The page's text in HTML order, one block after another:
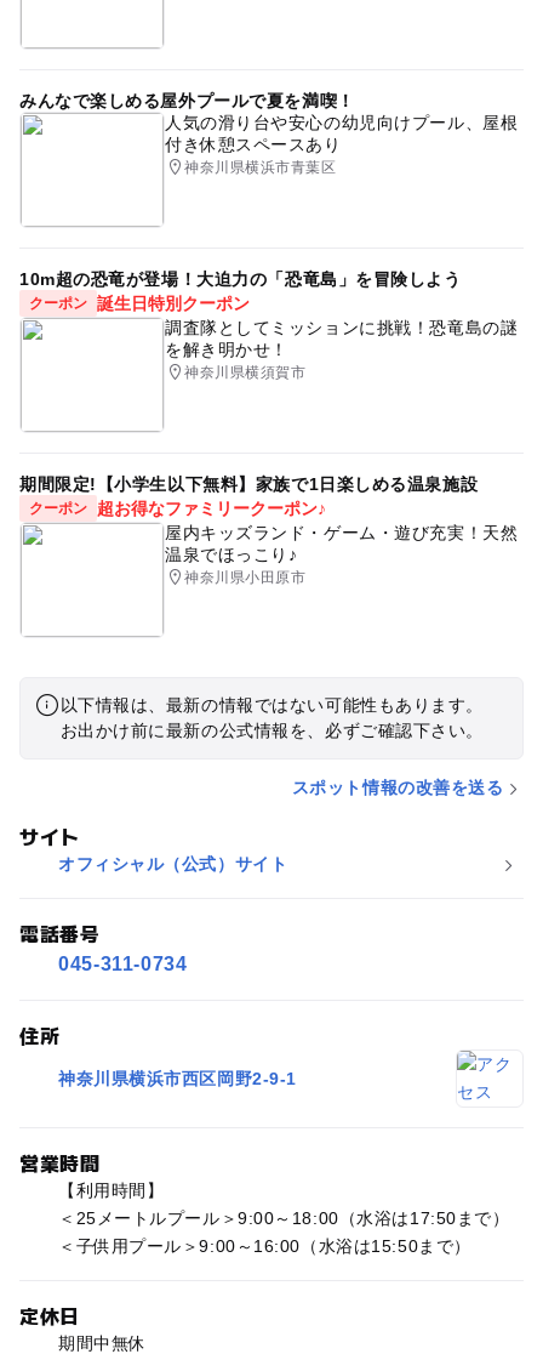
みんなで楽しめる屋外プールで夏を満喫！
人気の滑り台や安心の幼児向けプール、屋根
付き休憩スペースあり
神奈川県横浜市青葉区
10m超の恐竜が登場！大迫力の「恐竜島」を冒険しよう
クーポン 誕生日特別クーポン
調査隊としてミッションに挑戦！恐竜島の謎
を解き明かせ！
神奈川県横須賀市
期間限定!【小学生以下無料】家族で1日楽しめる温泉施設
クーポン
超お得なファミリークーポン♪
屋内キッズランド・ゲーム・遊び充実！天然
温泉でほっこり♪
神奈川県小田原市
以下情報は、最新の情報ではない可能性もあります。
お出かけ前に最新の公式情報を、必ずご確認下さい。
スポット情報の改善を送る
サイト
オフィシャル（公式）サイト
電話番号
045-311-0734
住所
神奈川県横浜市西区岡野2-9-1
営業時間
【利用時間】
＜25メートルプール＞9:00～18:00（水浴は17:50まで）
＜子供用プール＞9:00～16:00（水浴は15:50まで）
定休日
期間中無休